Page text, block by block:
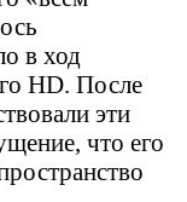
в ход
HD. После
эти
что его